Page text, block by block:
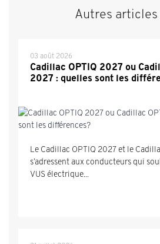
Autres
03 août 2026
Cadillac OPTIQ 2027 ou
2027 : quelles sont les
Le Cadillac OPTIQ 2027 et le
s’adressent aux conducteurs qui
VUS électrique...